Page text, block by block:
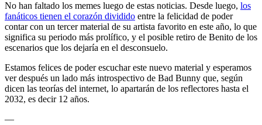
No han faltado los memes luego de estas noticias. Desde luego, los
fanáticos tienen el corazón dividido entre la felicidad de poder
contar con un tercer material de su artista favorito en este año, lo que
significa su periodo más prolífico, y el posible retiro de Benito de los
escenarios que los dejaría en el desconsuelo.
Estamos felices de poder escuchar este nuevo material y esperamos
ver después un lado más introspectivo de Bad Bunny que, según
dicen las teorías del internet, lo apartarán de los reflectores hasta el
2032, es decir 12 años.
—